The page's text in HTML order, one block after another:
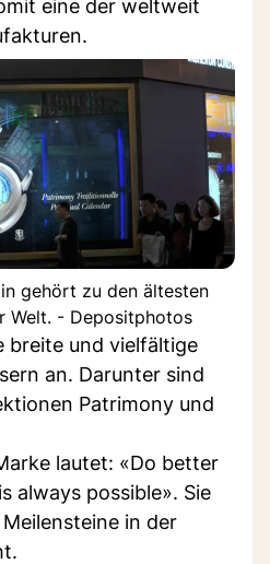
eine der weltweit
gehört zu den ältesten
Welt. - Depositphotos
breite und vielfältige
an. Darunter sind
Patrimony und
lautet: «Do better
always possible». Sie
in der